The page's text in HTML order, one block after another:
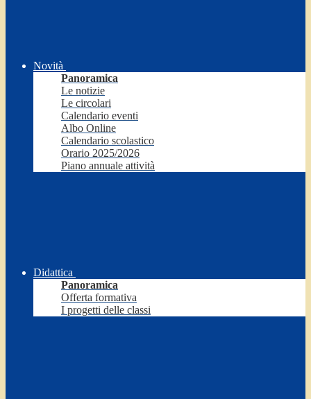
Novità
Panoramica
Le notizie
Le circolari
Calendario eventi
Albo Online
Calendario scolastico
Orario 2025/2026
Piano annuale attività
Didattica
Panoramica
Offerta formativa
I progetti delle classi